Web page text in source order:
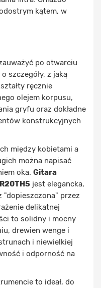
kątem, w
po otwarciu
szczegóły, z jaką
ręcznie
olejem korpusu,
gryfu oraz dokładne
konstrukcyjnych
między kobietami a
można napisać
oka. Gitara
jest elegancka,
"dopieszczona" przez
delikatnej
to solidny i mocny
drewien wenge i
i niewielkiej
i odporność na
to ideał, do